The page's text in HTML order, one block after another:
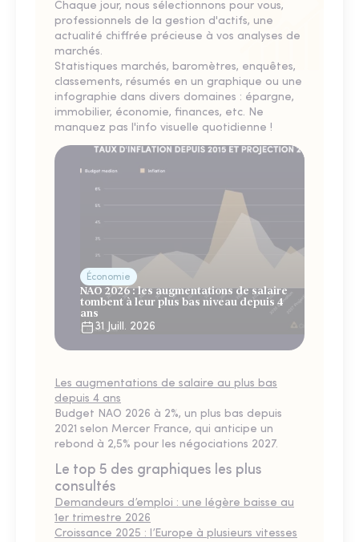
Chaque jour, nous sélectionnons pour vous,
professionnels de la gestion d'actifs, une
actualité chiffrée précieuse à vos analyses de
marchés.
Statistiques marchés, baromètres, enquêtes,
classements, résumés en un graphique ou une
infographie dans divers domaines : épargne,
immobilier, économie, finances, etc. Ne
manquez pas l'info visuelle quotidienne !
Économie
NAO 2026 : les augmentations de salaire
tombent à leur plus bas niveau depuis 4
ans
31 Juill. 2026
Les augmentations de salaire au plus bas
depuis 4 ans
Budget NAO 2026 à 2%, un plus bas depuis
2021 selon Mercer France, qui anticipe un
rebond à 2,5% pour les négociations 2027.
Le top 5 des graphiques les plus
consultés
Demandeurs d’emploi : une légère baisse au
1er trimestre 2026
Croissance 2025 : l’Europe à plusieurs vitesses